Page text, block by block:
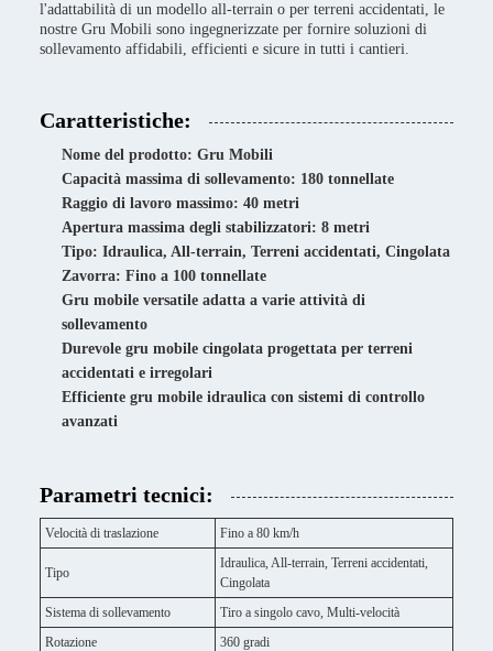
l'adattabilità di un modello all-terrain o per terreni accidentati, le
nostre Gru Mobili sono ingegnerizzate per fornire soluzioni di
sollevamento affidabili, efficienti e sicure in tutti i cantieri.
Caratteristiche:
Nome del prodotto: Gru Mobili
Capacità massima di sollevamento: 180 tonnellate
Raggio di lavoro massimo: 40 metri
Apertura massima degli stabilizzatori: 8 metri
Tipo: Idraulica, All-terrain, Terreni accidentati, Cingolata
Zavorra: Fino a 100 tonnellate
Gru mobile versatile adatta a varie attività di
sollevamento
Durevole gru mobile cingolata progettata per terreni
accidentati e irregolari
Efficiente gru mobile idraulica con sistemi di controllo
avanzati
Parametri tecnici:
Velocità di traslazione Fino a 80 km/h
Tipo
Idraulica, All-terrain, Terreni accidentati,
Cingolata
Sistema di sollevamento
Tiro a singolo cavo, Multi-velocità
Rotazione
360 gradi